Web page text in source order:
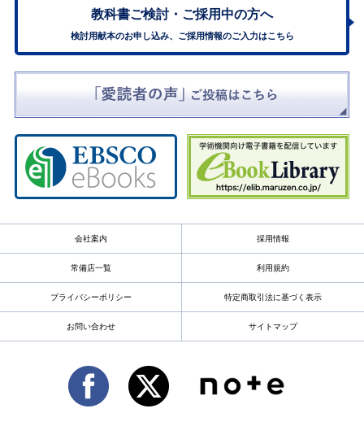
教科書ご検討・ ご採用中の方へ
検討用献本のお申し込み、ご採用情報のご入力はこちら
会社案内 採用情報
常備店一覧 利用規約
プライバシーポリシー 特定商取引法に基づく表示
お問い合わせ サイトマップ